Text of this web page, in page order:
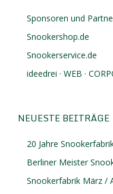
Sponsoren und
Snookershop.de
Snookerservice.de
ideedrei · WEB ·
NEUESTE BEITRÄGE
20 Jahre
Berliner Meister
Snookerfabrik März /